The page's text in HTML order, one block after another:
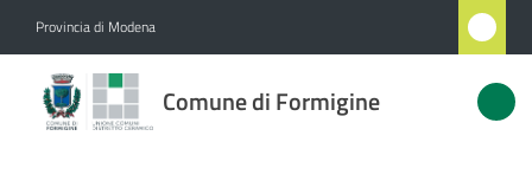
Provincia di Modena
Comune di Formigine
Comune
di